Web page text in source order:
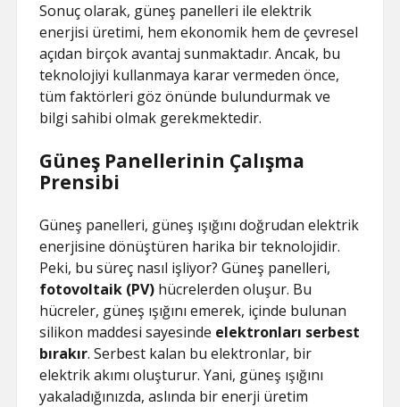
Sonuç olarak, güneş panelleri ile elektrik
enerjisi üretimi, hem ekonomik hem de çevresel
açıdan birçok avantaj sunmaktadır. Ancak, bu
teknolojiyi kullanmaya karar vermeden önce,
tüm faktörleri göz önünde bulundurmak ve
bilgi sahibi olmak gerekmektedir.
Güneş Panellerinin Çalışma
Prensibi
Güneş panelleri, güneş ışığını doğrudan elektrik
enerjisine dönüştüren harika bir teknolojidir.
Peki, bu süreç nasıl işliyor? Güneş panelleri,
fotovoltaik (PV) hücrelerden oluşur. Bu
hücreler, güneş ışığını emerek, içinde bulunan
silikon maddesi sayesinde elektronları serbest
bırakır. Serbest kalan bu elektronlar, bir
elektrik akımı oluşturur. Yani, güneş ışığını
yakaladığınızda, aslında bir enerji üretim